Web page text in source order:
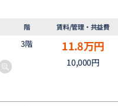
階 賃料/管理・共益費
3階 11.8万円
10,000円